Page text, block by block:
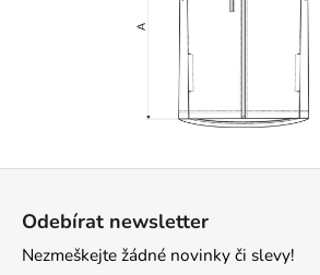
Odebírat newsletter
Nezmeškejte žádné novinky či slevy!